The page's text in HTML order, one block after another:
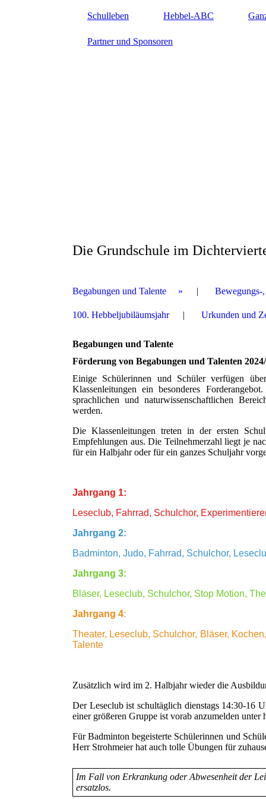
Schulleben Hebbel-ABC
Partner und Sponsoren
Die Grundschule im
Begabungen und Talente Bewegungs-
100. Hebbeljubiläumsjahr Urkunden und
Begabungen und Talente
Förderung von Begabungen und Talenten
Einige Schülerinnen und Schüler verfügen
Klassenleitungen ein besonderes
sprachlichen und naturwissenschaftlichen
werden.
Die Klassenleitungen treten in der ersten
Empfehlungen aus. Die Teilnehmerzahl liegt je
für ein Halbjahr oder für ein ganzes Schuljahr
Jahrgang 1:
Leseclub, Fahrrad, Schulchor,
Jahrgang 2:
Badminton, Judo, Fahrrad, Schulchor,
Jahrgang 3:
Bläser, Leseclub, Schulchor, Stop Motion,
Jahrgang 4:
Theater, Leseclub, Schulchor, Bläser,
Talente
Zusätzlich wird im 2. Halbjahr wieder die
Der Leseclub ist schultäglich dienstags 14:30-16
einer größeren Gruppe ist vorab anzumelden unter
Für Badminton begeisterte Schülerinnen und
Herr Strohmeier hat auch tolle Übungen für
Im Fall von Erkrankung oder Abwesenheit der
ersatzlos.